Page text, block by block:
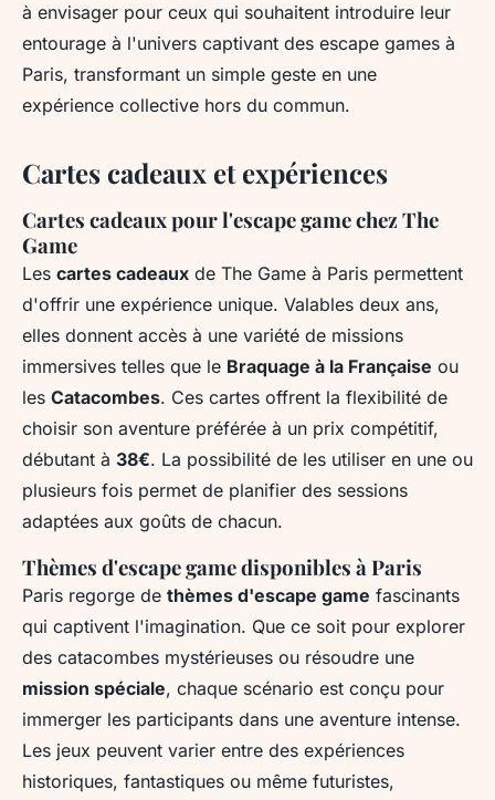
à envisager pour ceux qui souhaitent introduire leur
entourage à l'univers captivant des escape games à
Paris, transformant un simple geste en une
expérience collective hors du commun.
Cartes cadeaux et expériences
Cartes cadeaux pour l'escape game chez The
Game
Les cartes cadeaux de The Game à Paris permettent
d'offrir une expérience unique. Valables deux ans,
elles donnent accès à une variété de missions
immersives telles que le Braquage à la Française ou
les Catacombes. Ces cartes offrent la flexibilité de
choisir son aventure préférée à un prix compétitif,
débutant à 38€. La possibilité de les utiliser en une ou
plusieurs fois permet de planifier des sessions
adaptées aux goûts de chacun.
Thèmes d'escape game disponibles à Paris
Paris regorge de thèmes d'escape game fascinants
qui captivent l'imagination. Que ce soit pour explorer
des catacombes mystérieuses ou résoudre une
mission spéciale, chaque scénario est conçu pour
immerger les participants dans une aventure intense.
Les jeux peuvent varier entre des expériences
historiques, fantastiques ou même futuristes,